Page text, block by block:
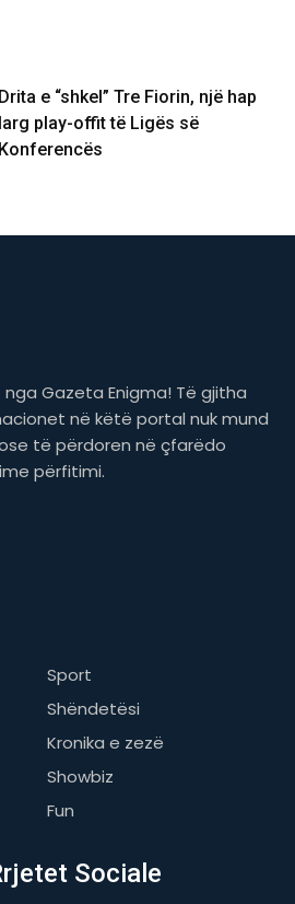
Drita e “shkel” Tre Fiorin, një hap
larg play-offit të Ligës së
Konferencës
Gazeta Enigma! Të gjitha
në këtë portal nuk mund
të përdoren në çfarëdo
përfitimi.
Sport
Shëndetësi
Kronika e zezë
Showbiz
Fun
Sociale